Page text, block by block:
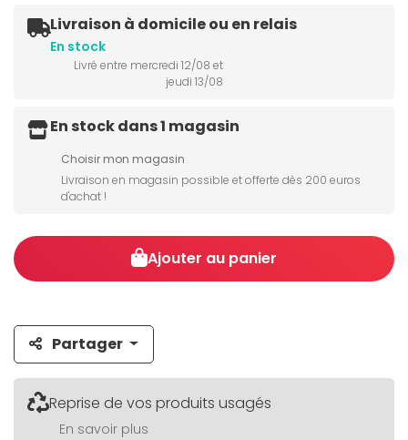
Livraison à domicile ou en relais
En stock
Livré entre mercredi 12/08 et
jeudi 13/08
En stock dans 1 magasin
Choisir mon magasin
Livraison en magasin possible et offerte dès 200 euros
d'achat !
Ajouter au panier
Partager
Reprise de vos produits usagés
En savoir plus